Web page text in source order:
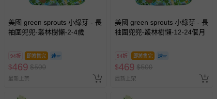
美國 green sprouts 小綠芽 - 長
袖圍兜兜-叢林樹懶-2-4歲
94折 即將售完
$469 $500
最新上架
美國 green sprouts 小綠芽 - 長
袖圍兜兜-叢林樹懶-12-24個月
94折 即將售完
$469 $500
最新上架